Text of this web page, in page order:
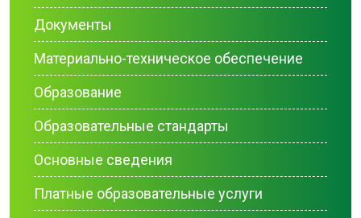
Документы
Материально-техническое обеспечение
Образование
Образовательные стандарты
Основные сведения
Платные образовательные услуги